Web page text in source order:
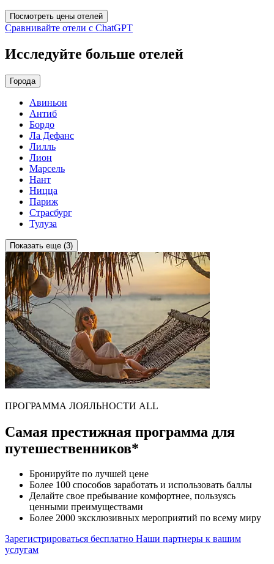
Посмотреть цены отелей
Сравнивайте отели с ChatGPT
Исследуйте больше отелей
Города
Авиньон
Антиб
Бордо
Ла Дефанс
Лилль
Лион
Марсель
Нант
Ницца
Париж
Страсбург
Тулуза
Показать еще (3)
ПРОГРАММА ЛОЯЛЬНОСТИ ALL
Самая престижная программа для
путешественников*
Бронируйте по лучшей цене
Более 100 способов заработать и использовать баллы
Делайте свое пребывание комфортнее, пользуясь
ценными преимуществами
Более 2000 эксклюзивных мероприятий по всему миру
Зарегистрироваться бесплатно Наши партнеры к вашим
услугам